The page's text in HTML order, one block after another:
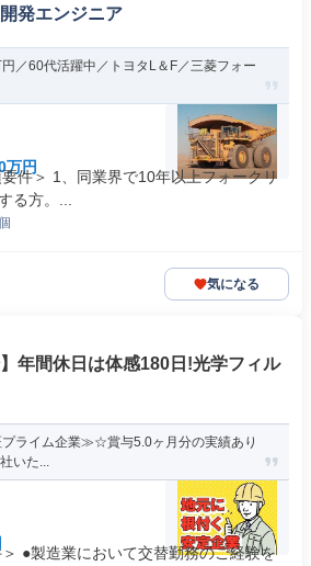
発エンジニア
／60代活躍中／トヨタL＆F／三菱フォー
万円
件＞ 1、同業界で10年以上フォークリ
る方。...
気になる
年間休日は体感180日!光学フィル
ライム企業≫☆賞与5.0ヶ月分の実績あり
いた...
●製造業において交替勤務のご経験を